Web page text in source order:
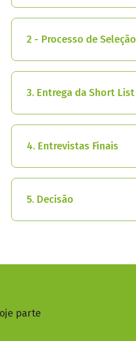
2 - Processo de Seleção
3. Entrega da Short List
4. Entrevistas Finais
5. Decisão